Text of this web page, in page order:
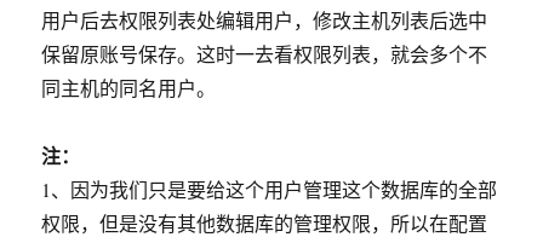
用户后去权限列表处编辑用户，修改主机列表后选中
保留原账号保存。这时一去看权限列表，就会多个不
同主机的同名用户。
注：
1、因为我们只是要给这个用户管理这个数据库的全部
权限，但是没有其他数据库的管理权限，所以在配置